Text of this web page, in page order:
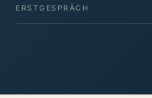
ERSTGESPRÄCH